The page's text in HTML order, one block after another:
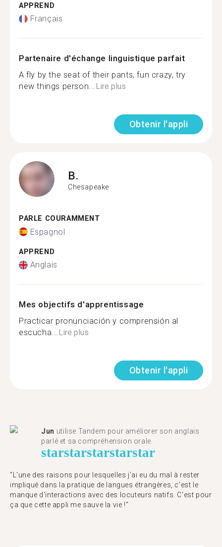
APPREND
Français
Partenaire d'échange linguistique parfait
A fly by the seat of their pants, fun crazy, try
new things person...Lire plus
Obtenir l'appli
B.
Chesapeake
PARLE COURAMMENT
Espagnol
APPREND
Anglais
Mes objectifs d'apprentissage
Practicar pronunciación y comprensión al
escucha...Lire plus
Obtenir l'appli
Jun utilise Tandem pour améliorer son anglais
parlé et sa compréhension orale.
starstarstarstarstar
"L'une des raisons pour lesquelles j'ai eu du mal à rester
impliqué dans la pratique de langues étrangères, c'est le
manque d'interactions avec des locuteurs natifs. C'est pour
ça que cette appli me sauve la vie !"